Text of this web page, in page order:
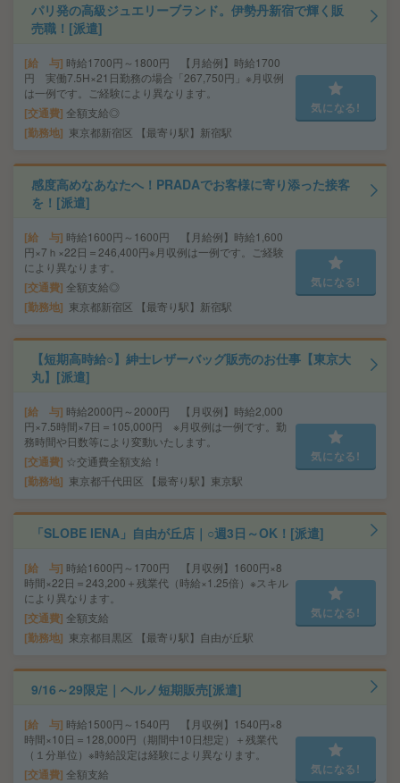
パリ発の高級ジュエリーブランド。伊勢丹新宿で輝く販
売職！[派遣]
給 与 時給1700円～1800円 【月給例】時給1700
円 実働7.5H×21日勤務の場合「267,750円」※月収例
は一例です。ご経験により異なります。
交通費 全額支給◎
勤務地 東京都新宿区 【最寄り駅】新宿駅
気になる!
感度高めなあなたへ！PRADAでお客様に寄り添った接客
を！[派遣]
給 与 時給1600円～1600円 【月給例】時給1,600
円×7ｈ×22日＝246,400円※月収例は一例です。ご経験
により異なります。
交通費 全額支給◎
勤務地 東京都新宿区 【最寄り駅】新宿駅
気になる!
【短期高時給○】紳士レザーバッグ販売のお仕事【東京大
丸】[派遣]
給 与 時給2000円～2000円 【月収例】時給2,000
円×7.5時間×7日＝105,000円 ※月収例は一例です。勤
務時間や日数等により変動いたします。
交通費 ☆交通費全額支給！
勤務地 東京都千代田区 【最寄り駅】東京駅
気になる!
「SLOBE IENA」自由が丘店｜○週3日～OK！[派遣]
給 与 時給1600円～1700円 【月収例】1600円×8
時間×22日＝243,200＋残業代（時給×1.25倍）※スキル
により異なります。
交通費 全額支給
勤務地 東京都目黒区 【最寄り駅】自由が丘駅
気になる!
9/16～29限定｜ヘルノ短期販売[派遣]
給 与 時給1500円～1540円 【月収例】1540円×8
時間×10日＝128,000円（期間中10日想定）＋残業代
（１分単位）※時給設定は経験により異なります。
交通費 全額支給 気になる!